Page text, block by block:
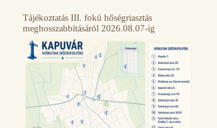
Tájékoztatás III. fokú hőségriasztás
meghosszabbításáról 2026.08.07-ig